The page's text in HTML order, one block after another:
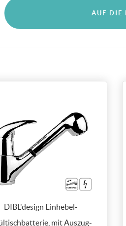
DIBL'design Einhebel-
mit Auszug-